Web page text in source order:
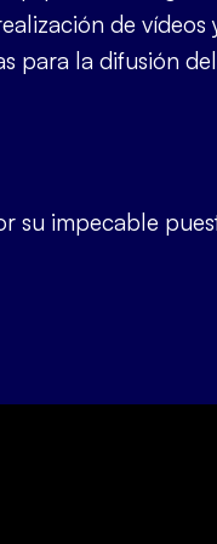
de vídeos
para la difusión
su impecable